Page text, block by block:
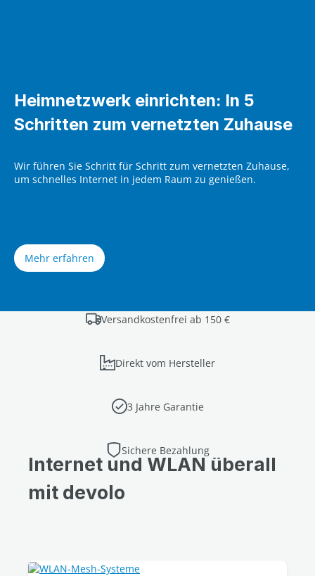
Heimnetzwerk einrichten: In 5
Schritten zum vernetzten Zuhause
Wir führen Sie Schritt für Schritt zum vernetzten Zuhause,
um schnelles Internet in jedem Raum zu genießen.
Mehr erfahren
Versandkostenfrei ab 150 €
Direkt vom Hersteller
3 Jahre Garantie
Sichere Bezahlung
Internet und WLAN überall
mit devolo